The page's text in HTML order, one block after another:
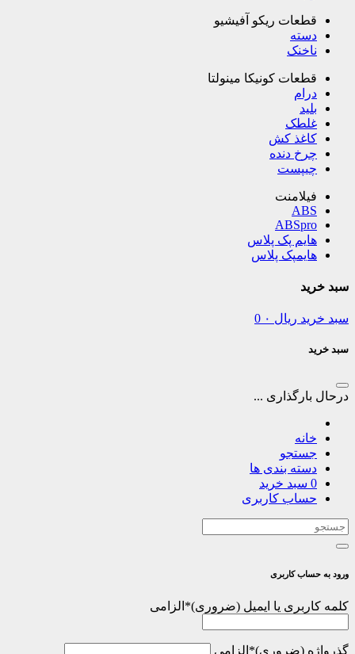
قطعات ریکو آفیشیو
دسته
ناخنک
قطعات کونیکا مینولتا
درام
بلید
غلطک
کاغذ کش
چرخ دنده
چیپست
فیلامنت
ABS
ABSpro
هایم پک پلاس
هایمپک پلاس
سبد خرید
سبد خرید ریال 0
سبد خرید
درحال بارگذاری ...
خانه
جستجو
دسته بندی ها
0 سبد خرید
حساب کاربری
ورود به حساب کاربری
کلمه کاربری یا ایمیل * الزامی
گذرواژه * الزامی